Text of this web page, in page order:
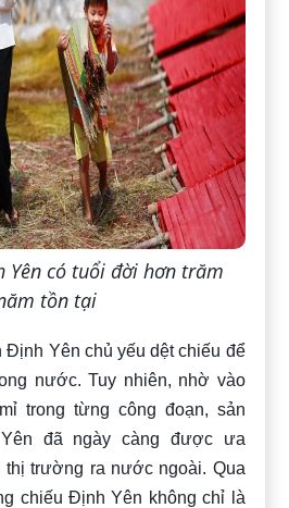
Yên có tuổi đời hơn trăm
tồn tại
Định Yên chủ yếu dệt chiếu để
nước. Tuy nhiên, nhờ vào
trong từng công đoạn, sản
đã ngày càng được ưa
thị trường ra nước ngoài. Qua
chiếu Định Yên không chỉ là